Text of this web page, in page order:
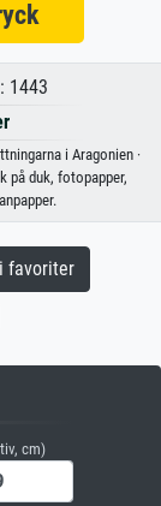
1443
i Aragonien ·
på duk, fotopapper,
cm)